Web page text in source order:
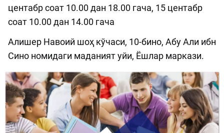
центабр соат 10.00 дан 18.00 гача, 15 центабр
соат 10.00 дан 14.00 гача
Алишер Навоий шоҳ кўчаси, 10-бино, Абу Али ибн
Сино номидаги маданият уйи, Ёшлар маркази.